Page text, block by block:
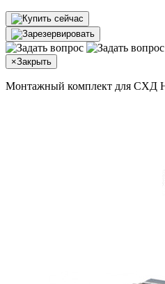
×Закрыть
Монтажный комплект для СХД